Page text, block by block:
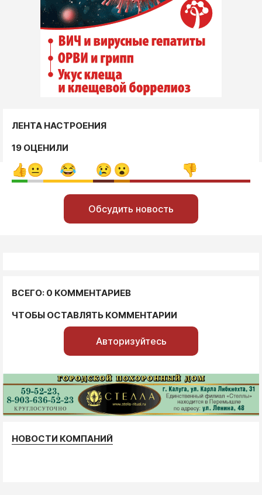
ЛЕНТА НАСТРОЕНИЯ
19 ОЦЕНИЛИ
Обсудить новость
ВСЕГО: 0 КОММЕНТАРИЕВ
ЧТОБЫ ОСТАВЛЯТЬ КОММЕНТАРИИ
Авторизуйтесь
НОВОСТИ КОМПАНИЙ